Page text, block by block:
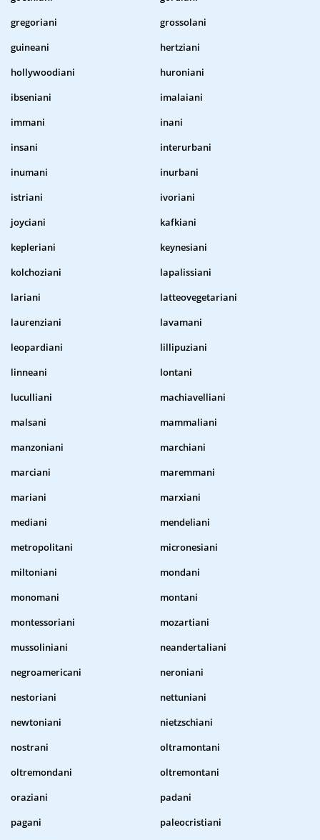
gregoriani
grossolani
guineani
hertziani
hollywoodiani
huroniani
ibseniani
imalaiani
immani
inani
insani
interurbani
inumani
inurbani
istriani
ivoriani
joyciani
kafkiani
kepleriani
keynesiani
kolchoziani
lapalissiani
lariani
latteovegetariani
laurenziani
lavamani
leopardiani
lillipuziani
linneani
lontani
luculliani
machiavelliani
malsani
mammaliani
manzoniani
marchiani
marciani
maremmani
mariani
marxiani
mediani
mendeliani
metropolitani
micronesiani
miltoniani
mondani
monomani
montani
montessoriani
mozartiani
mussoliniani
neandertaliani
negroamericani
neroniani
nestoriani
nettuniani
newtoniani
nietzschiani
nostrani
oltramontani
oltremondani
oltremontani
oraziani
padani
pagani
paleocristiani